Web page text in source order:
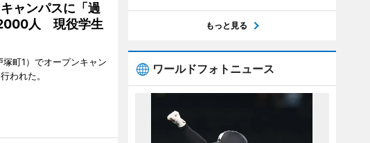
ャンパスに「過
人 現役学生
町1）でオープンキャン
われた。
もっと見る
ワールドフォトニュース